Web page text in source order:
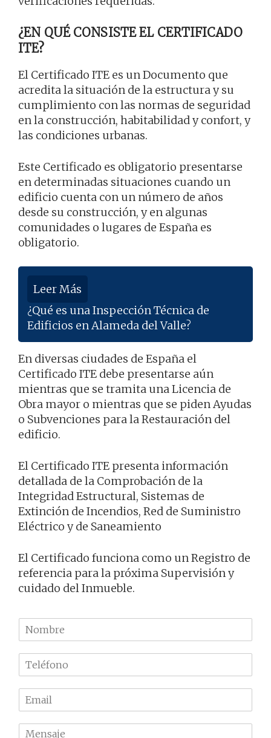
¿EN QUÉ CONSISTE EL CERTIFICADO
ITE?
El Certificado ITE es un Documento que
acredita la situación de la estructura y su
cumplimiento con las normas de seguridad
en la construcción, habitabilidad y confort, y
las condiciones urbanas.
Este Certificado es obligatorio presentarse
en determinadas situaciones cuando un
edificio cuenta con un número de años
desde su construcción, y en algunas
comunidades o lugares de España es
obligatorio.
Leer Más
¿Qué es una Inspección Técnica de
Edificios en Alameda del Valle?
En diversas ciudades de España el
Certificado ITE debe presentarse aún
mientras que se tramita una Licencia de
Obra mayor o mientras que se piden Ayudas
o Subvenciones para la Restauración del
edificio.
El Certificado ITE presenta información
detallada de la Comprobación de la
Integridad Estructural, Sistemas de
Extinción de Incendios, Red de Suministro
Eléctrico y de Saneamiento
El Certificado funciona como un Registro de
referencia para la próxima Supervisión y
cuidado del Inmueble.
N
o
m
r
e
l
f
m
a
M